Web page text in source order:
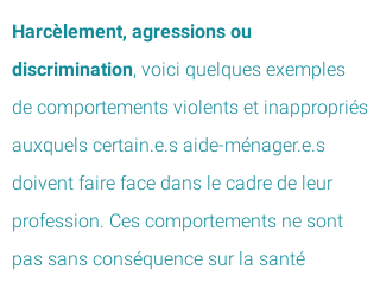
Harcèlement, agressions ou
discrimination, voici quelques exemples
de comportements violents et inappropriés
auxquels certain.e.s aide-ménager.e.s
doivent faire face dans le cadre de leur
profession. Ces comportements ne sont
pas sans conséquence sur la santé